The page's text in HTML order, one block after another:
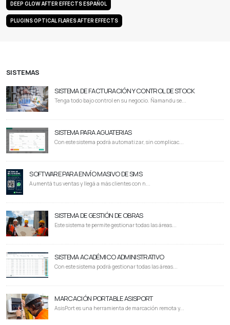
DEEP GLOW AFTER EFFECTS ESPAÑOL
PLUGINS OPTICAL FLARES AFTER EFFECTS
SISTEMAS
SISTEMA DE FACTURACIÓN Y CONTROL DE STOCK
Tenga todo bajo control en su negocio. Ñamandu se...
SISTEMA PARA AGUATERIAS
Con este sistema podrá automatizar, sin complicac...
SOFTWARE PARA ENVÍO MASIVO DE SMS
Aumentá tus ventas y llegá a más clientes con n...
SISTEMA DE GESTIÓN DE OBRAS
Este sistema te permite gestionar todas las áreas...
SISTEMA ACADÉMICO ADMINISTRATIVO
Con este sistema podrá gestionar todas las áreas...
MARCACIÓN PORTABLE ASISPORT
AsisPort es una herramienta de marcación remota y...